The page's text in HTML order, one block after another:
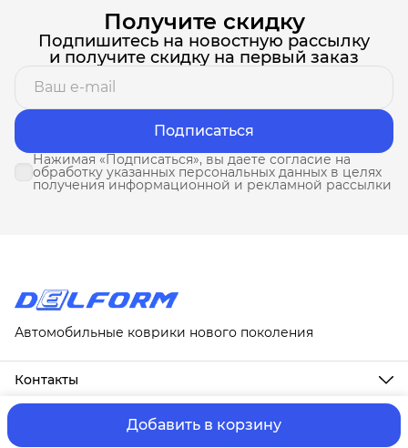
Добавить в корзину
Получите скидку
Подпишитесь на новостную рассылку
и получите скидку на первый заказ
Подписаться
Нажимая «Подписаться», вы даете согласие на
обработку указанных персональных данных в целях
получения информационной и рекламной рассылки
Автомобильные коврики нового поколения
Контакты
Адрес
г. Москва, ул. Новослободская, д. 20, 1А
ⓒ ИП Третьякова Т.А.Оплата и Доставка